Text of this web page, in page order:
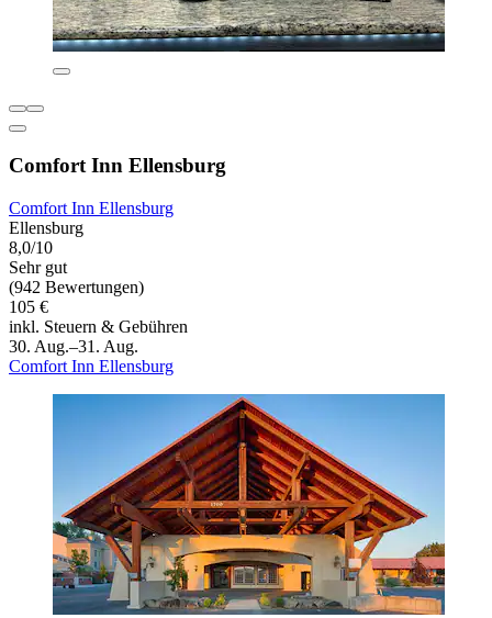
Comfort Inn Ellensburg
Comfort Inn Ellensburg
Ellensburg
8,0/10
Sehr gut
(942 Bewertungen)
105 €
inkl. Steuern & Gebühren
30. Aug.–31. Aug.
Comfort Inn Ellensburg